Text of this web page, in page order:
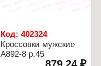
Код:402324
Кроссовки мужские
А892-8 р.45